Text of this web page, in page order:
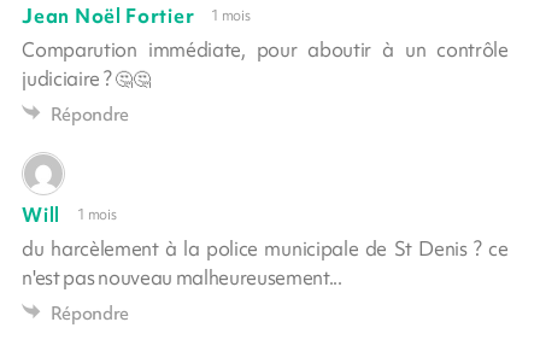
Jean Noël Fortier 1 mois
Comparution immédiate, pour aboutir à un contrôle
judiciaire ? 🤔🤔
Répondre
Will 1 mois
du harcèlement à la police municipale de St Denis ? ce
n'est pas nouveau malheureusement...
Répondre